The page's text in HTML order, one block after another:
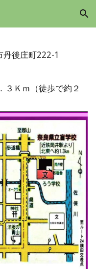
Skip to navigation
後庄町222-1
３Ｋｍ（徒歩で約２